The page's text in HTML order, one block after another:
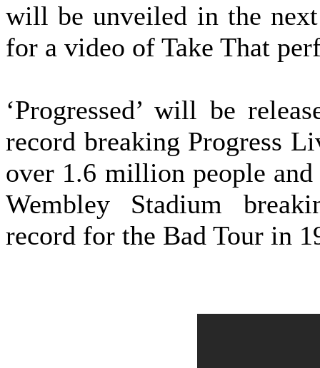
will be unveiled in the
for a video of Take That
‘Progressed’ will be
record breaking Progress
over 1.6 million people
Wembley Stadium
record for the Bad Tour in